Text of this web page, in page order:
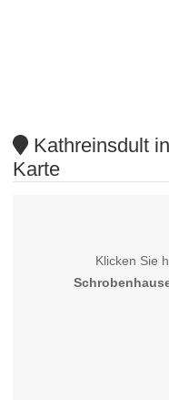
Kathreinsdult
Karte
Klicken Sie